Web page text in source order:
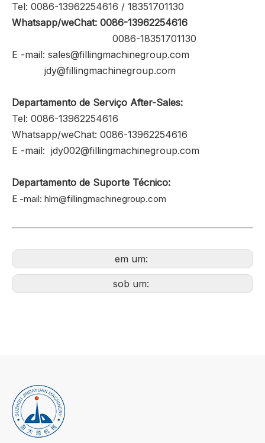
Tel: 0086-13962254616 / 18351701130
Whatsapp/weChat: 0086-13962254616
0086-18351701130
E -mail: sales@fillingmachinegroup.com
jdy@fillingmachinegroup.com
Departamento de Serviço After-Sales:
Tel: 0086-13962254616
Whatsapp/weChat: 0086-13962254616
E -mail: jdy002@fillingmachinegroup.com
Departamento de Suporte Técnico:
E -mail: hlm@fillingmachinegroup.com
em um:
sob um: